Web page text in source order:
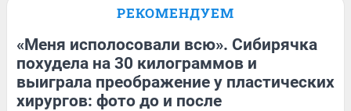
РЕКОМЕНДУЕМ
«Меня исполосовали всю». Сибирячка
похудела на 30 килограммов и
выиграла преображение у пластических
хирургов: фото до и после